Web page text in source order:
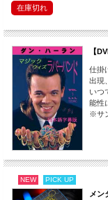
同じ内容のDVD付属に
在庫切れ
【
仕掛
出現
いつ
能性
※サ
NEW PICK UP
メン